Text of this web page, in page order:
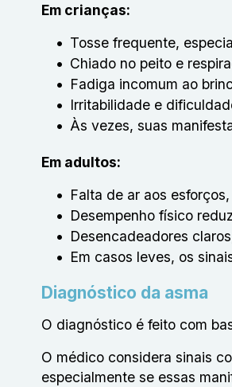
Em crianças:
Tosse frequente,
Chiado no peito e
Fadiga incomum ao
Irritabilidade e
Às vezes, suas
Em adultos:
Falta de ar aos
Desempenho físico
Desencadeadores
Em casos leves, os
Diagnóstico da asma
O diagnóstico é feito com
O médico considera sinais
especialmente se essas